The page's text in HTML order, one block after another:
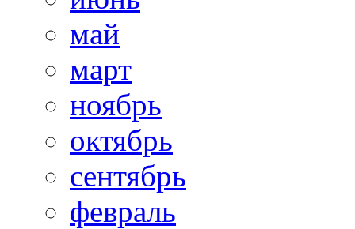
май
март
ноябрь
октябрь
сентябрь
февраль